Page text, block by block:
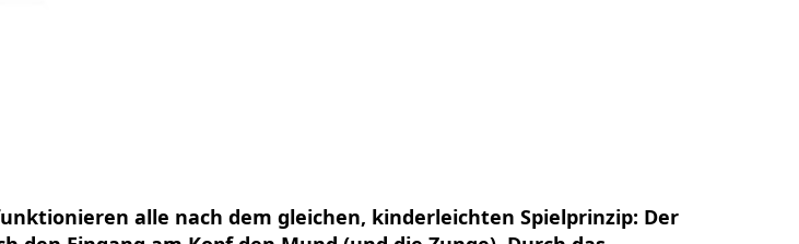
alle nach dem gleichen, kinderleichten Spielprinzip: Der